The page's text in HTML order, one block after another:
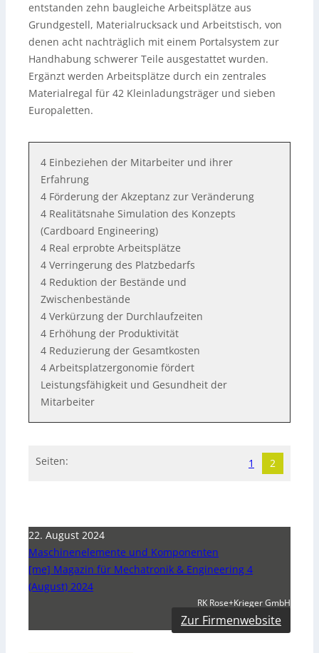
entstanden zehn baugleiche Arbeitsplätze aus
Grundgestell, Materialrucksack und Arbeitstisch, von
denen acht nachträglich mit einem Portalsystem zur
Handhabung schwerer Teile ausgestattet wurden.
Ergänzt werden Arbeitsplätze durch ein zentrales
Materialregal für 42 Kleinladungsträger und sieben
Europaletten.
4 Einbeziehen der Mitarbeiter und ihrer
Erfahrung
4 Förderung der Akzeptanz zur Veränderung
4 Realitätsnahe Simulation des Konzepts
(Cardboard Engineering)
4 Real erprobte Arbeitsplätze
4 Verringerung des Platzbedarfs
4 Reduktion der Bestände und
Zwischenbestände
4 Verkürzung der Durchlaufzeiten
4 Erhöhung der Produktivität
4 Reduzierung der Gesamtkosten
4 Arbeitsplatzergonomie fördert
Leistungsfähigkeit und Gesundheit der
Mitarbeiter
Seiten: 1 2
22. August 2024
Maschinenelemente und Komponenten
[me] Magazin für Mechatronik & Engineering 4
(August) 2024
RK Rose+Krieger GmbH
Zur Firmenwebsite